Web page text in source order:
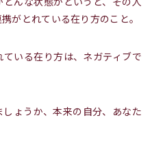
がとれている在り方のこと。
いる在り方は、ネガティブで
しょうか、本来の自分、あなた